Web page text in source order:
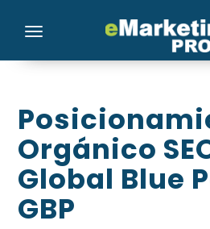
Toggle navigation
Orgánico
Global Blue
GBP